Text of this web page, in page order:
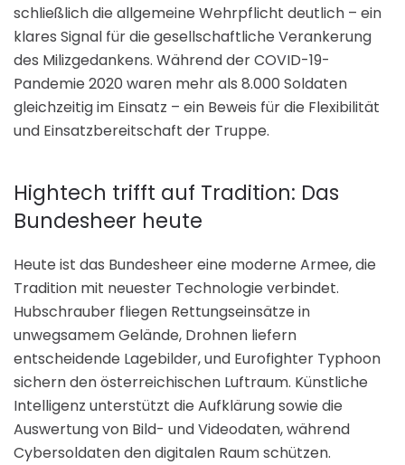
schließlich die allgemeine Wehrpflicht deutlich – ein
klares Signal für die gesellschaftliche Verankerung
des Milizgedankens. Während der COVID-19-
Pandemie 2020 waren mehr als 8.000 Soldaten
gleichzeitig im Einsatz – ein Beweis für die Flexibilität
und Einsatzbereitschaft der Truppe.
Hightech trifft auf Tradition: Das
Bundesheer heute
Heute ist das Bundesheer eine moderne Armee, die
Tradition mit neuester Technologie verbindet.
Hubschrauber fliegen Rettungseinsätze in
unwegsamem Gelände, Drohnen liefern
entscheidende Lagebilder, und Eurofighter Typhoon
sichern den österreichischen Luftraum. Künstliche
Intelligenz unterstützt die Aufklärung sowie die
Auswertung von Bild- und Videodaten, während
Cybersoldaten den digitalen Raum schützen.